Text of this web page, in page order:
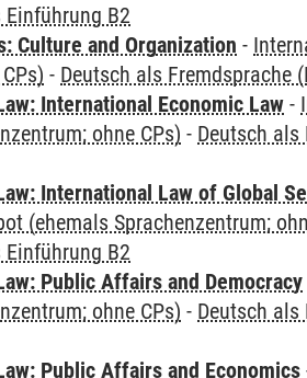
B2
Culture and Organization -
- Deutsch als Fremdsprache
International Economic Law -
ohne CPs) - Deutsch als
International Law of Global
(ehemals Sprachenzentrum;
B2
Public Affairs and Democracy
ohne CPs) - Deutsch als
Public Affairs and Economics